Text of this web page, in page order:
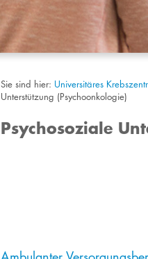
Sie sind hier: Universitäres
Unterstützung (Psychoonkologie)
Psychosoziale